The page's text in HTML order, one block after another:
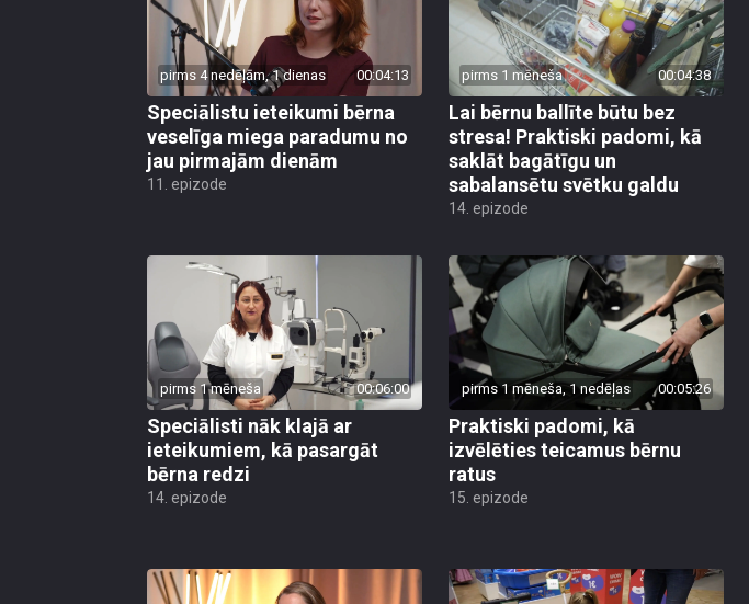
pirms 4 nedēļām, 1 dienas 00:04:13
Speciālistu ieteikumi bērna
veselīga miega paradumu no
jau pirmajām dienām
11. epizode
pirms 1 mēneša 00:04:38
Lai bērnu ballīte būtu bez
stresa! Praktiski padomi, kā
saklāt bagātīgu un
sabalansētu svētku galdu
14. epizode
pirms 1 mēneša 00:06:00
Speciālisti nāk klajā ar
ieteikumiem, kā pasargāt
bērna redzi
14. epizode
pirms 1 mēneša, 1 nedēļas 00:05:26
Praktiski padomi, kā
izvēlēties teicamus bērnu
ratus
15. epizode